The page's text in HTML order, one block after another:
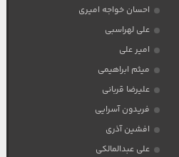
احسان خواجه امیری
علی لهراسبی
امیر علی
میثم ابراهیمی
علیرضا قربانی
فریدون آسرایی
افشین آذری
علی عبدالمالکی